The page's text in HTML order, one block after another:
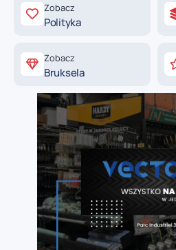
Zobacz
Polityka
Zobacz
Bruksela